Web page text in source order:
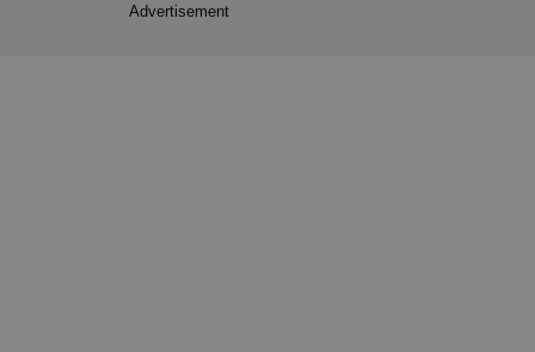
Advertisement